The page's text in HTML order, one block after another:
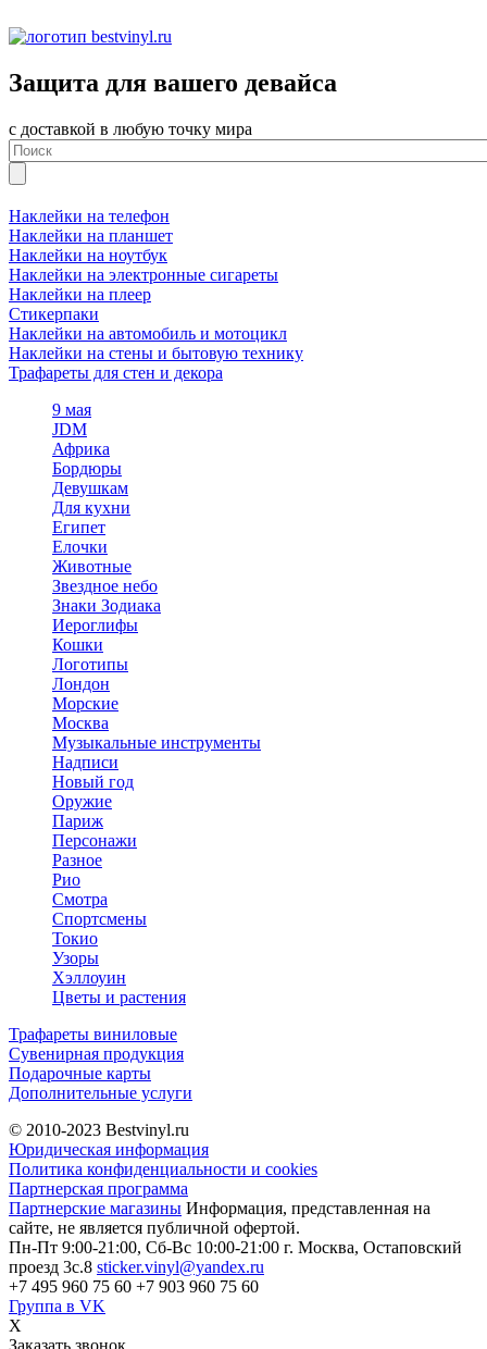
Защита для вашего девайса
с доставкой в любую точку мира
Наклейки на телефон
Наклейки на планшет
Наклейки на ноутбук
Наклейки на электронные сигареты
Наклейки на плеер
Стикерпаки
Наклейки на автомобиль и мотоцикл
Наклейки на стены и бытовую технику
Трафареты для стен и декора
9 мая
JDM
Африка
Бордюры
Девушкам
Для кухни
Египет
Елочки
Животные
Звездное небо
Знаки Зодиака
Иероглифы
Кошки
Логотипы
Лондон
Морские
Москва
Музыкальные инструменты
Надписи
Новый год
Оружие
Париж
Персонажи
Разное
Рио
Смотра
Спортсмены
Токио
Узоры
Хэллоуин
Цветы и растения
Трафареты виниловые
Сувенирная продукция
Подарочные карты
Дополнительные услуги
© 2010-2023 Bestvinyl.ru
Юридическая информация
Политика конфиденциальности и cookies
Партнерская программа
Партнерские магазины Информация, представленная на
сайте, не является публичной офертой.
Пн-Пт 9:00-21:00, Сб-Вс 10:00-21:00 г. Москва, Остаповский
проезд 3с.8 sticker.vinyl@yandex.ru
+7 495 960 75 60 +7 903 960 75 60
Группа в VK
X
Заказать звонок